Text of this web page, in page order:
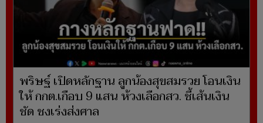
พริษฐ์ เปิดหลักฐาน ลูกน้องสุขสมรวย โอนเงิน
ให้ กกต.เกือบ 9 แสน ห้วงเลือกสว. ชี้เส้นเงิน
ชัด ชงเร่งส่งศาล